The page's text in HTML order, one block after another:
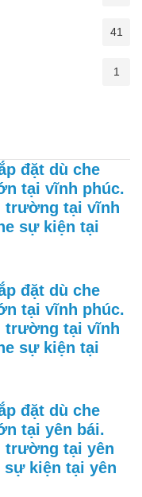
41
1
đặt dù che
tại vĩnh phúc.
trường tại vĩnh
sự kiện tại
đặt dù che
tại vĩnh phúc.
trường tại vĩnh
sự kiện tại
đặt dù che
tại yên bái.
trường tại yên
sự kiện tại yên